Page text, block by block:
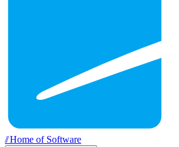
//Home of Software